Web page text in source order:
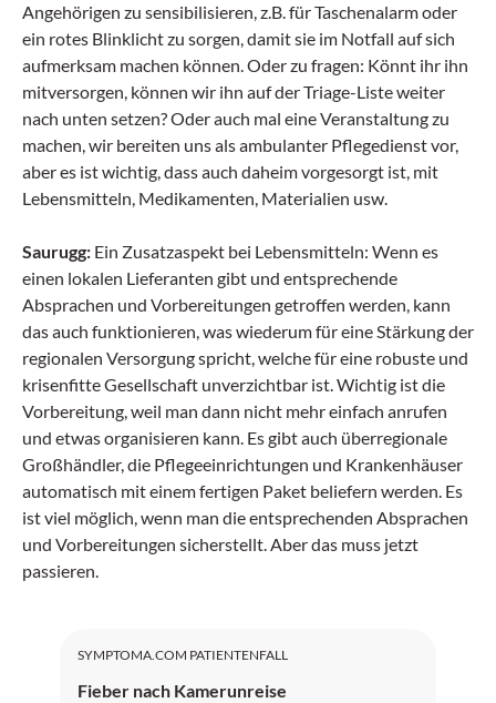
Angehörigen zu sensibilisieren, z.B. für Taschenalarm oder
ein rotes Blinklicht zu sorgen, damit sie im Notfall auf sich
aufmerksam machen können. Oder zu fragen: Könnt ihr ihn
mitversorgen, können wir ihn auf der Triage-Liste weiter
nach unten setzen? Oder auch mal eine Veranstaltung zu
machen, wir bereiten uns als ambulanter Pflegedienst vor,
aber es ist wichtig, dass auch daheim vorgesorgt ist, mit
Lebensmitteln, Medikamenten, Materialien usw.
Saurugg: Ein Zusatzaspekt bei Lebensmitteln: Wenn es
einen lokalen Lieferanten gibt und entsprechende
Absprachen und Vorbereitungen getroffen werden, kann
das auch funktionieren, was wiederum für eine Stärkung der
regionalen Versorgung spricht, welche für eine robuste und
krisenfitte Gesellschaft unverzichtbar ist. Wichtig ist die
Vorbereitung, weil man dann nicht mehr einfach anrufen
und etwas organisieren kann. Es gibt auch überregionale
Großhändler, die Pflegeeinrichtungen und Krankenhäuser
automatisch mit einem fertigen Paket beliefern werden. Es
ist viel möglich, wenn man die entsprechenden Absprachen
und Vorbereitungen sicherstellt. Aber das muss jetzt
passieren.
SYMPTOMA.COM PATIENTENFALL
Fieber nach Kamerunreise